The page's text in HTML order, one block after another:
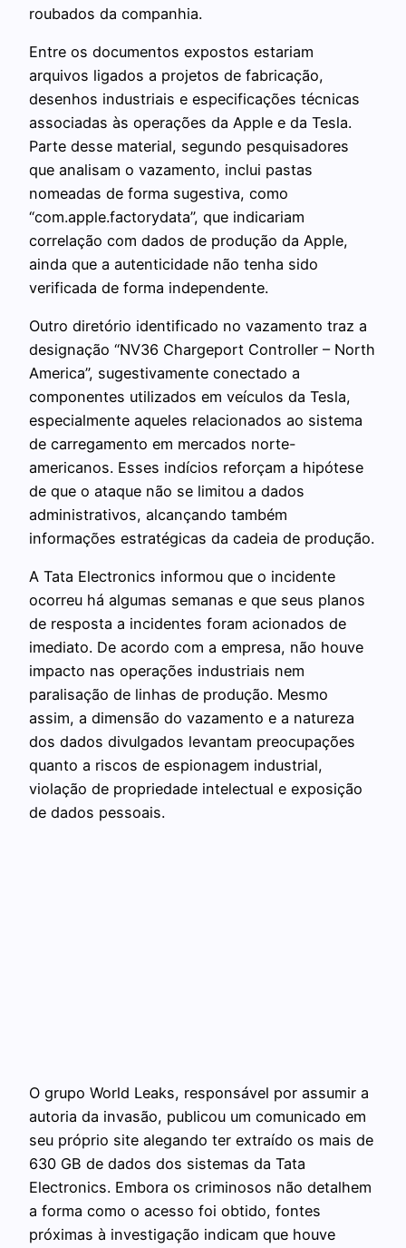
roubados da companhia.
Entre os documentos expostos estariam
arquivos ligados a projetos de fabricação,
desenhos industriais e especificações técnicas
associadas às operações da Apple e da Tesla.
Parte desse material, segundo pesquisadores
que analisam o vazamento, inclui pastas
nomeadas de forma sugestiva, como
“com.apple.factorydata”, que indicariam
correlação com dados de produção da Apple,
ainda que a autenticidade não tenha sido
verificada de forma independente.
Outro diretório identificado no vazamento traz a
designação “NV36 Chargeport Controller – North
America”, sugestivamente conectado a
componentes utilizados em veículos da Tesla,
especialmente aqueles relacionados ao sistema
de carregamento em mercados norte-
americanos. Esses indícios reforçam a hipótese
de que o ataque não se limitou a dados
administrativos, alcançando também
informações estratégicas da cadeia de produção.
A Tata Electronics informou que o incidente
ocorreu há algumas semanas e que seus planos
de resposta a incidentes foram acionados de
imediato. De acordo com a empresa, não houve
impacto nas operações industriais nem
paralisação de linhas de produção. Mesmo
assim, a dimensão do vazamento e a natureza
dos dados divulgados levantam preocupações
quanto a riscos de espionagem industrial,
violação de propriedade intelectual e exposição
de dados pessoais.
O grupo World Leaks, responsável por assumir a
autoria da invasão, publicou um comunicado em
seu próprio site alegando ter extraído os mais de
630 GB de dados dos sistemas da Tata
Electronics. Embora os criminosos não detalhem
a forma como o acesso foi obtido, fontes
próximas à investigação indicam que houve